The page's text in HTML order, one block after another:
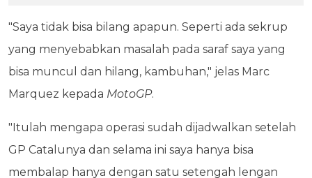
"Saya tidak bisa bilang apapun. Seperti ada sekrup
yang menyebabkan masalah pada saraf saya yang
bisa muncul dan hilang, kambuhan," jelas Marc
Marquez kepada MotoGP.
"Itulah mengapa operasi sudah dijadwalkan setelah
GP Catalunya dan selama ini saya hanya bisa
membalap hanya dengan satu setengah lengan